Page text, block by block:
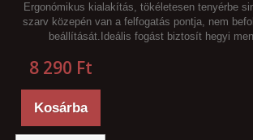
Ergonómikus kialakítás, tökéletesen tenyérbe
szarv közepén van a felfogatás pontja, nem
beállítását.Ideális fogást biztosít hegyi
8 290 Ft‎
Kosárba